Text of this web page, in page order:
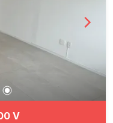
e com fácil
V